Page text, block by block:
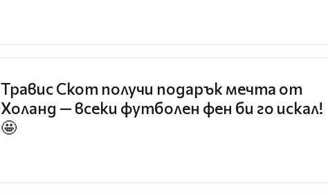
Травис Скот получи подарък мечта от
Холанд — всеки футболен фен би го искал!
🤩